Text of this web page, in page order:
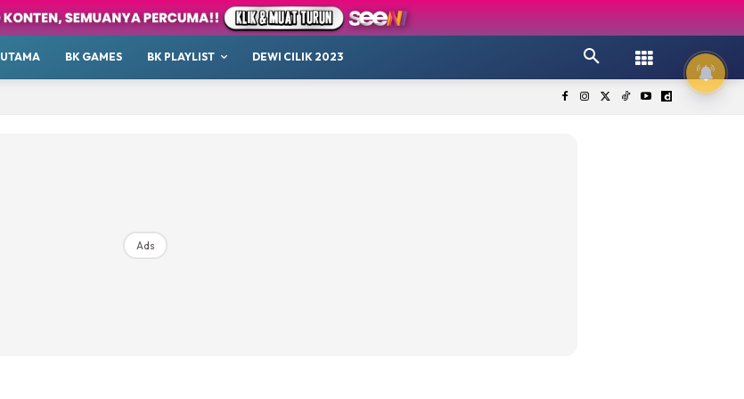
UTAMA BK GAMES BK PLAYLIST DEWI CILIK 2023
Ads